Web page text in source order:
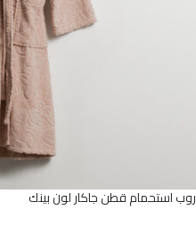
روب استحمام قطن جاكار لون بينك